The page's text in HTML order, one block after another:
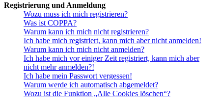
Registrierung und Anmeldung
Wozu muss ich mich registrieren?
Was ist COPPA?
Warum kann ich mich nicht registrieren?
Ich habe mich registriert, kann mich aber nicht anmelden!
Warum kann ich mich nicht anmelden?
Ich habe mich vor einiger Zeit registriert, kann mich aber
nicht mehr anmelden?!
Ich habe mein Passwort vergessen!
Warum werde ich automatisch abgemeldet?
Wozu ist die Funktion „Alle Cookies löschen“?